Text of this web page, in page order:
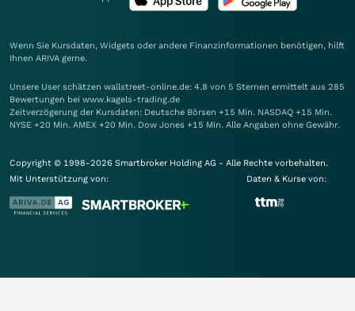
Wenn Sie Kursdaten, Widgets oder andere Finanzinformationen benötigen, hilft
Ihnen ARIVA gerne.
Unsere User schätzen wallstreet-online.de: 4.8 von 5 Sternen ermittelt aus 285
Bewertungen bei www.kagels-trading.de
Zeitverzögerung der Kursdaten: Deutsche Börsen +15 Min. NASDAQ +15 Min.
NYSE +20 Min. AMEX +20 Min. Dow Jones +15 Min. Alle Angaben ohne Gewähr.
Copyright © 1998-2026 Smartbroker Holding AG - Alle Rechte vorbehalten.
Mit Unterstützung von:
Daten & Kurse von: